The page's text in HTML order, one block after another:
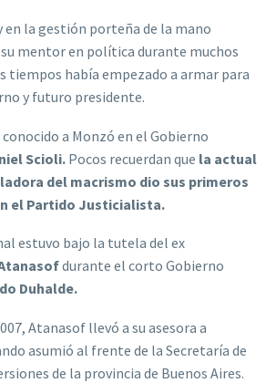
en la gestión porteña de la mano
su mentor en política durante muchos
tiempos había empezado a armar para
y futuro presidente.
a Monzó en el Gobierno
Scioli. Pocos recuerdan que la actual
del macrismo dio sus primeros
el Partido Justicialista.
estuvo bajo la tutela del ex
durante el corto Gobierno
Duhalde.
Atanasof llevó a su asesora a
asumió al frente de la Secretaría de
de la provincia de Buenos Aires.